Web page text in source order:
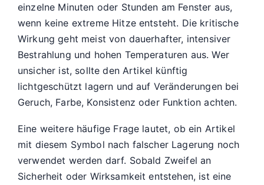
einzelne Minuten oder Stunden am Fenster aus,
wenn keine extreme Hitze entsteht. Die kritische
Wirkung geht meist von dauerhafter, intensiver
Bestrahlung und hohen Temperaturen aus. Wer
unsicher ist, sollte den Artikel künftig
lichtgeschützt lagern und auf Veränderungen bei
Geruch, Farbe, Konsistenz oder Funktion achten.
Eine weitere häufige Frage lautet, ob ein Artikel
mit diesem Symbol nach falscher Lagerung noch
verwendet werden darf. Sobald Zweifel an
Sicherheit oder Wirksamkeit entstehen, ist eine